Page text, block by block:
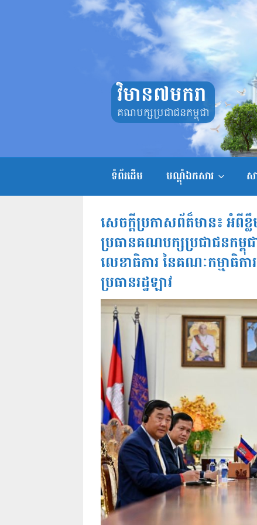
វិមាន៧មករា
គណបក្សប្រជាជនកម្ពុជា
ទំព័រដើម បណ្តុំឯកសារ ស
សេចក្តីប្រកាសព័ត៏មាន៖ អំពី
ប្រធានគណបក្សប្រជាជនកម្
លេខាធិការ នៃគណៈកម្មាធិក
ប្រធានរដ្ឋឡាវ